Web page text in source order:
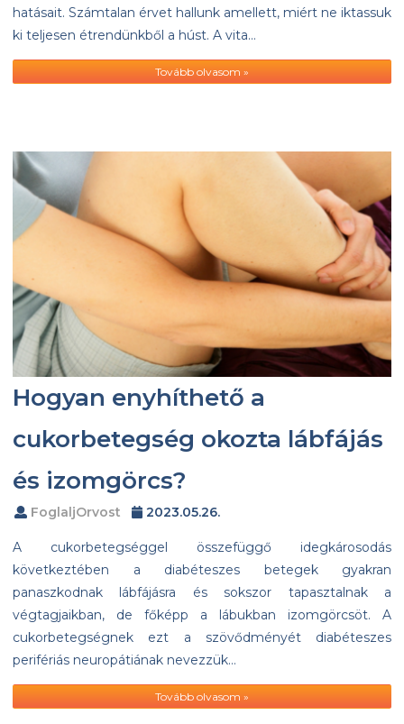
hatásait. Számtalan érvet hallunk amellett, miért ne iktassuk
ki teljesen étrendünkből a húst. A vita…
Tovább olvasom »
Hogyan enyhíthető a
cukorbetegség okozta lábfájás
és izomgörcs?
FoglaljOrvost 2023.05.26.
A cukorbetegséggel összefüggő idegkárosodás
következtében a diabéteszes betegek gyakran
panaszkodnak lábfájásra és sokszor tapasztalnak a
végtagjaikban, de főképp a lábukban izomgörcsöt. A
cukorbetegségnek ezt a szövődményét diabéteszes
perifériás neuropátiának nevezzük…
Tovább olvasom »